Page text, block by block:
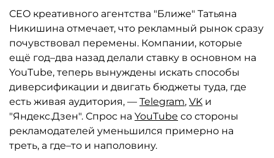
CEO креативного агентства "Ближе" Татьяна
Никишина отмечает, что рекламный рынок сразу
почувствовал перемены. Компании, которые
ещё год–два назад делали ставку в основном на
YouTube, теперь вынуждены искать способы
диверсификации и двигать бюджеты туда, где
есть живая аудитория, — Telegram, VK и
"Яндекс.Дзен". Спрос на YouTube со стороны
рекламодателей уменьшился примерно на
треть, а где–то и наполовину.